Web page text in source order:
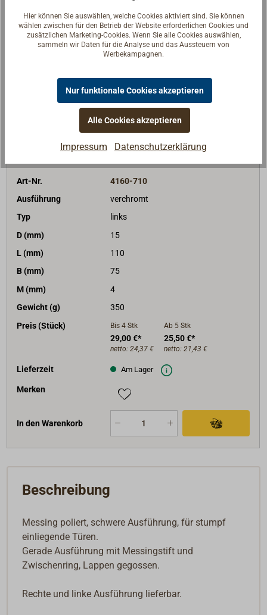
Preis (Stück)
Bis 4Stk
29,00 €*
netto:24,37 €
Ab 5Stk
25,50 €*
netto:21,43 €
Art-Nr.
4160-710
Ausführung
verchromt
Typ
links
D (mm)
15
L (mm)
110
B (mm)
75
M (mm)
4
Gewicht (g)
350
Preis (Stück)
Bis 4 Stk
29,00 €*
netto: 24,37 €
Ab 5 Stk
25,50 €*
netto: 21,43 €
Lieferzeit Am Lager
Merken
In den Warenkorb
Beschreibung
Messing poliert, schwere Ausführung, für stumpf
einliegende Türen.
Gerade Ausführung mit Messingstift und
Zwischenring, Lappen gegossen.
Rechte und linke Ausführung lieferbar.
Hier können Sie auswählen, welche Cookies aktiviert sind. Sie können
wählen zwischen für den Betrieb der Website erforderlichen Cookies und
zusätzlichen Marketing-Cookies. Wenn Sie alle Cookies auswählen,
sammeln wir Daten für die Analyse und das Aussteuern von
Werbekampagnen.
Nur funktionale Cookies akzeptieren
Alle Cookies akzeptieren
Impressum Datenschutzerklärung